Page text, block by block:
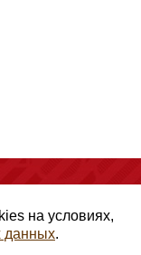
использование
на условиях,
данных.